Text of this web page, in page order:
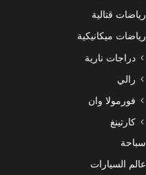
رياضات قتالية
رياضات ميكانيكية
دراجات نارية
رالي
فورمولا وان
كارتينغ
سباحة
عالم السيارات